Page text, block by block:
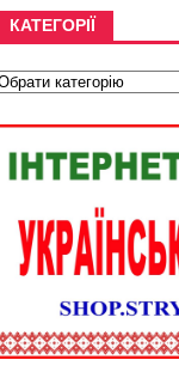
КАТЕГОРІЇ